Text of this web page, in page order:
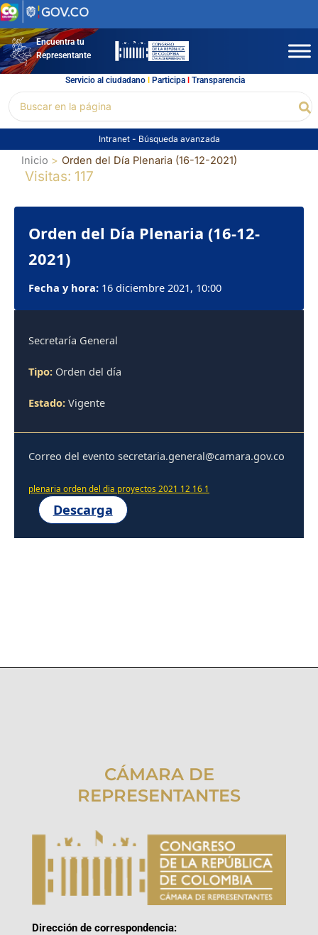
Ir
al
contenidoEncuentra tu
Representante
Servicio al ciudadano l Participal Transparencia
por:
Intranet - Búsqueda avanzada
Inicio Orden del Día Plenaria (16-12-2021)
Visitas: 117
Orden del Día Plenaria (16-12-
2021)
Fecha y hora: 16 diciembre 2021, 10:00
Secretaría General
Tipo: Orden del día
Estado: Vigente
Correo del evento secretaria.general@camara.gov.co
plenaria orden del dia proyectos 2021 12 16 1
Descarga
CÁMARA DE
REPRESENTANTES
Dirección de correspondencia: